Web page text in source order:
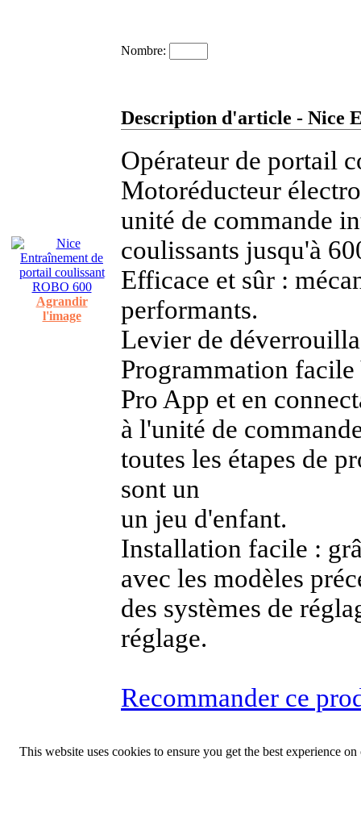
Agrandir
l'image
Nombre:
Description d'article - Nice
Opérateur de portail
Motoréducteur
unité de commande
coulissants jusqu'à
Efficace et sûr :
performants.
Levier de
Programmation
Pro App et en
à l'unité de
toutes les étapes de
sont un
un jeu d'enfant.
Installation facile :
avec les modèles
des systèmes de
réglage.
Recommander ce
This website uses cookies to ensure you get the best experience